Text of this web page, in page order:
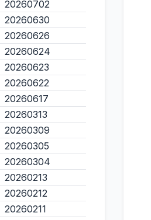
20260702
20260630
20260626
20260624
20260623
20260622
20260617
20260313
20260309
20260305
20260304
20260213
20260212
20260211